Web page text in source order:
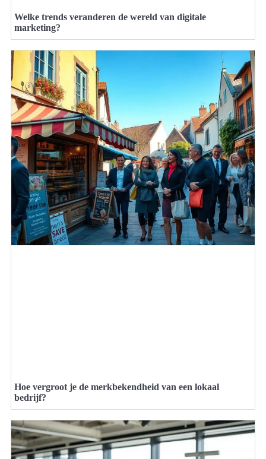
Welke trends veranderen de wereld van digitale
marketing?
Hoe vergroot je de merkbekendheid van een lokaal
bedrijf?